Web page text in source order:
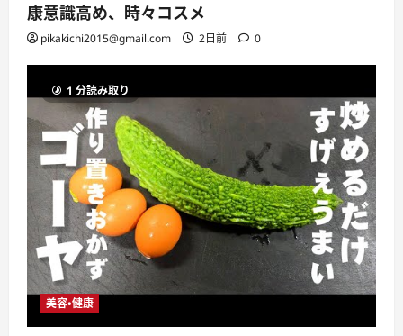
康意識高め、時々コスメ
pikakichi2015@gmail.com 2日前 0
1 分読み取り
美容・健康